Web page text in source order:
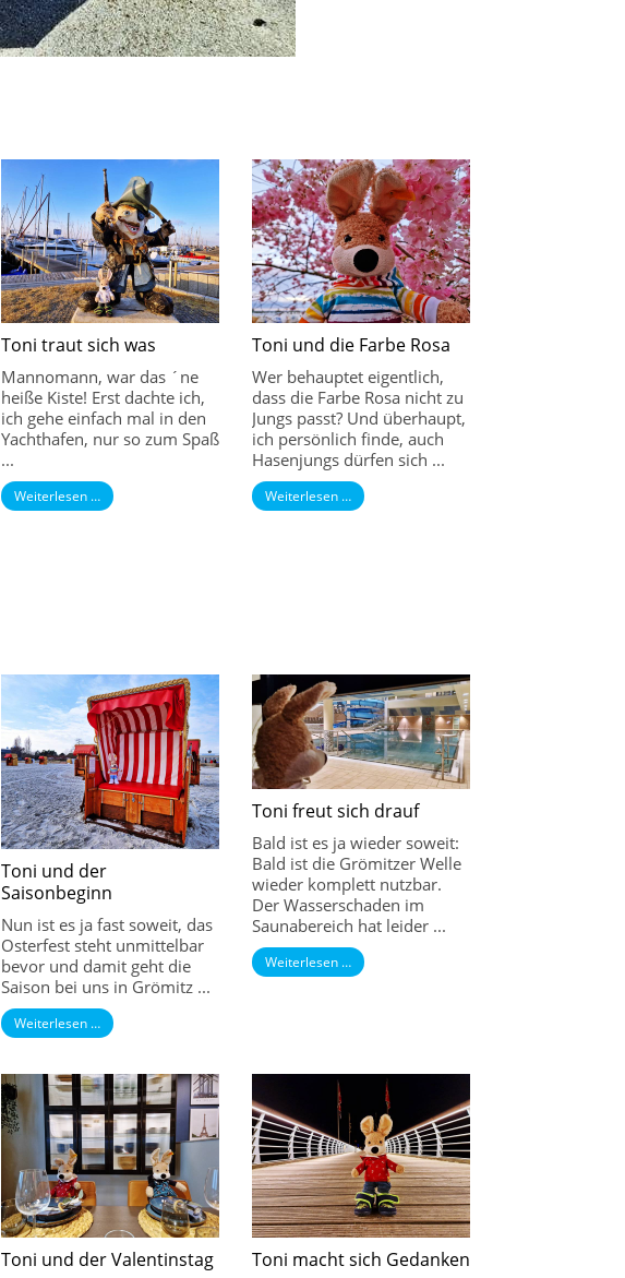
Toni traut sich was
Mannomann, war das ´ne
heiße Kiste! Erst dachte ich,
ich gehe einfach mal in den
Yachthafen, nur so zum Spaß
...
Weiterlesen …
Toni und die Farbe Rosa
Wer behauptet eigentlich,
dass die Farbe Rosa nicht zu
Jungs passt? Und überhaupt,
ich persönlich finde, auch
Hasenjungs dürfen sich ...
Weiterlesen …
Toni und der
Saisonbeginn
Nun ist es ja fast soweit, das
Osterfest steht unmittelbar
bevor und damit geht die
Saison bei uns in Grömitz ...
Weiterlesen …
Toni freut sich drauf
Bald ist es ja wieder soweit:
Bald ist die Grömitzer Welle
wieder komplett nutzbar.
Der Wasserschaden im
Saunabereich hat leider ...
Weiterlesen …
Toni und der Valentinstag Toni macht sich Gedanken